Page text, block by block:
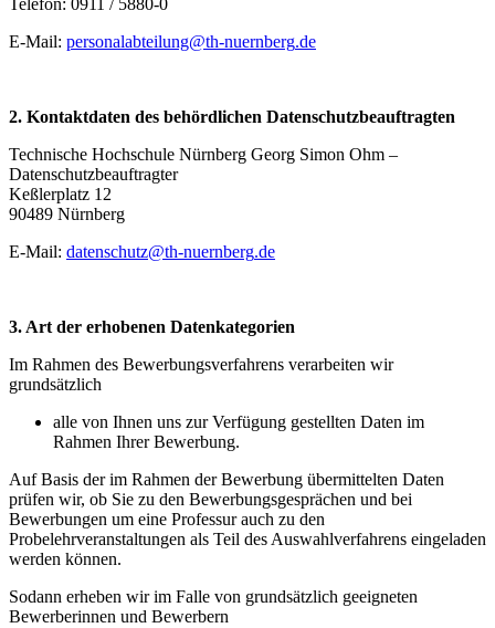
E-Mail: personalabteilung@th-nuernberg.de
2. Kontaktdaten des behördlichen Datenschutzbeauftragten
Technische Hochschule Nürnberg Georg Simon Ohm –
Datenschutzbeauftragter
Keßlerplatz 12
90489 Nürnberg
E-Mail: datenschutz@th-nuernberg.de
3. Art der erhobenen Datenkategorien
Im Rahmen des Bewerbungsverfahrens verarbeiten wir
grundsätzlich
alle von Ihnen uns zur Verfügung gestellten Daten im
Rahmen Ihrer Bewerbung.
Auf Basis der im Rahmen der Bewerbung übermittelten Daten
prüfen wir, ob Sie zu den Bewerbungsgesprächen und bei
Bewerbungen um eine Professur auch zu den
Probelehrveranstaltungen als Teil des Auswahlverfahrens eingeladen
werden können.
Sodann erheben wir im Falle von grundsätzlich geeigneten
Bewerberinnen und Bewerbern